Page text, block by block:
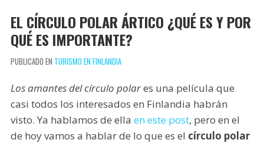
EL CÍRCULO POLAR ÁRTICO ¿QUÉ ES Y POR
QUÉ ES IMPORTANTE?
PUBLICADO EN TURISMO EN FINLANDIA
Los amantes del círculo polares una película que
casi todos los interesados en Finlandia habrán
visto. Ya hablamos de ella en este post, pero en el
de hoy vamos a hablar de lo que es el círculo polar